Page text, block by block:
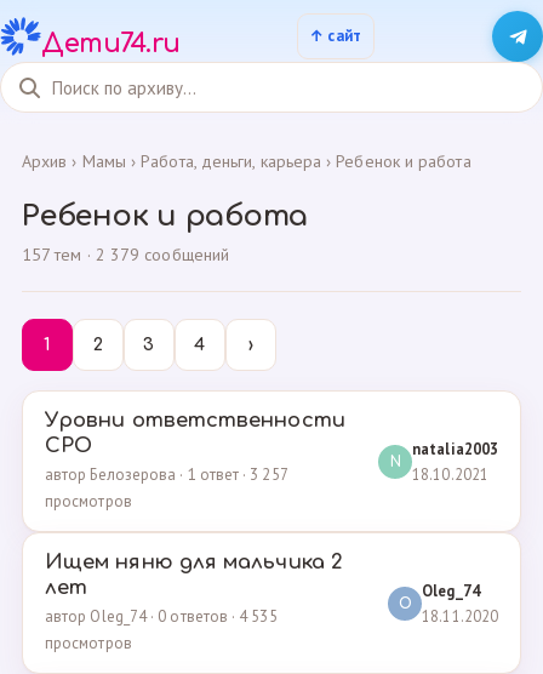
Дети74.ru
Архив › Мамы › Работа, деньги, карьера › Ребенок и работа
Ребенок и работа
157 тем · 2 379 сообщений
1 2 3 4 ›
Уровни ответственности
СРО
автор Белозерова · 1 ответ · 3 257
просмотров
N
natalia2003
18.10.2021
Ищем няню для мальчика 2
лет
автор Oleg_74 · 0 ответов · 4 535
просмотров
O
Oleg_74
18.11.2020